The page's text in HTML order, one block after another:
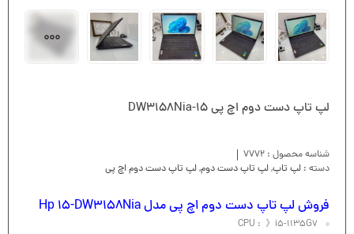
لپ تاپ دست دوم اچ پی ۱۵-DW3158Nia
شناسه محصول : 7772
دسته : لپ تاپ,لپ تاپ دست دوم,لپ تاپ دست دوم اچ پی
فروش لپ تاپ دست دوم اچ پی مدل Hp 15-DW3158Nia
CPU : 》i5-1135G7